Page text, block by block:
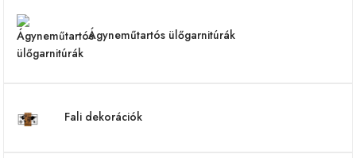
Ágyneműtartós ülőgarnitúrák
Fali dekorációk